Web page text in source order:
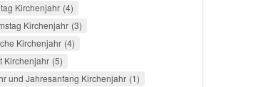
Kirchenjahr 4
Kirchenjahr 3
Kirchenjahr 4
Kirchenjahr 5
und Jahresanfang Kirchenjahr 1